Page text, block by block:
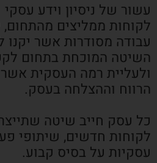
עשור של ניסיון וידע
לקוחות ממליצים מהתחום,
עבודה מסודרות אשר
השיטה המוכחת בתחום
ולעליית רמה העסקית
הרווח וההצלחה בעסק.
כל עסק חייב שיטה
לקוחות חדשים, שיתופי
עסקיות על בסיס קבוע.